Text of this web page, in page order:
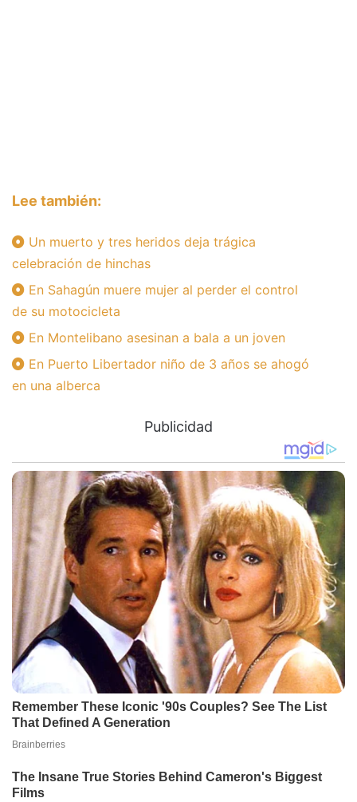
Lee también:
Un muerto y tres heridos deja trágica
celebración de hinchas
En Sahagún muere mujer al perder el control
de su motocicleta
En Montelibano asesinan a bala a un joven
En Puerto Libertador niño de 3 años se ahogó
en una alberca
Publicidad